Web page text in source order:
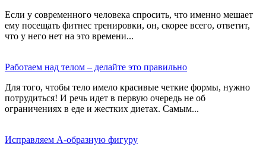
Если у современного человека спросить, что именно мешает
ему посещать фитнес тренировки, он, скорее всего, ответит,
что у него нет на это времени...
Работаем над телом – делайте это правильно
Для того, чтобы тело имело красивые четкие формы, нужно
потрудиться! И речь идет в первую очередь не об
ограничениях в еде и жестких диетах. Самым...
Исправляем А-образную фигуру